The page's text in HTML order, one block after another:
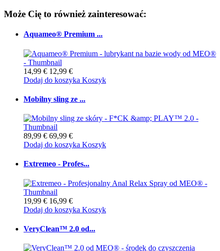
Może Cię to również zainteresować:
Aquameo® Premium ...
14,99 € 12,99 €
Dodaj do koszyka Koszyk
Mobilny sling ze ...
89,99 € 69,99 €
Dodaj do koszyka Koszyk
Extremeo - Profes...
19,99 € 16,99 €
Dodaj do koszyka Koszyk
VeryClean™ 2.0 od...